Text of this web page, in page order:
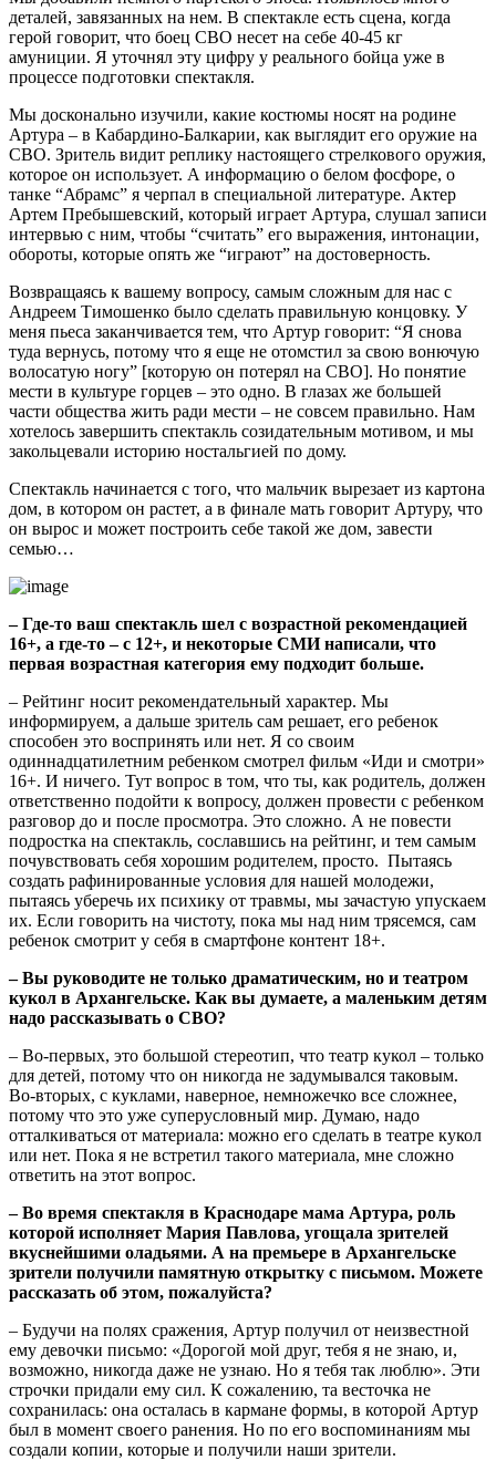
деталей, завязанных на нем. В спектакле есть сцена, когда
герой говорит, что боец СВО несет на себе 40-45 кг
амуниции. Я уточнял эту цифру у реального бойца уже в
процессе подготовки спектакля.
Мы досконально изучили, какие костюмы носят на родине
Артура – в Кабардино-Балкарии, как выглядит его оружие на
СВО. Зритель видит реплику настоящего стрелкового оружия,
которое он использует. А информацию о белом фосфоре, о
танке “Абрамс” я черпал в специальной литературе. Актер
Артем Пребышевский, который играет Артура, слушал записи
интервью с ним, чтобы “считать” его выражения, интонации,
обороты, которые опять же “играют” на достоверность.
Возвращаясь к вашему вопросу, самым сложным для нас с
Андреем Тимошенко было сделать правильную концовку. У
меня пьеса заканчивается тем, что Артур говорит: “Я снова
туда вернусь, потому что я еще не отомстил за свою вонючую
волосатую ногу” [которую он потерял на СВО]. Но понятие
мести в культуре горцев – это одно. В глазах же большей
части общества жить ради мести – не совсем правильно. Нам
хотелось завершить спектакль созидательным мотивом, и мы
закольцевали историю ностальгией по дому.
Спектакль начинается с того, что мальчик вырезает из картона
дом, в котором он растет, а в финале мать говорит Артуру, что
он вырос и может построить себе такой же дом, завести
семью…
– Где-то ваш спектакль шел с возрастной рекомендацией
16+, а где-то – с 12+, и некоторые СМИ написали, что
первая возрастная категория ему подходит больше.
– Рейтинг носит рекомендательный характер. Мы
информируем, а дальше зритель сам решает, его ребенок
способен это воспринять или нет. Я со своим
одиннадцатилетним ребенком смотрел фильм «Иди и смотри»
16+. И ничего. Тут вопрос в том, что ты, как родитель, должен
ответственно подойти к вопросу, должен провести с ребенком
разговор до и после просмотра. Это сложно. А не повести
подростка на спектакль, сославшись на рейтинг, и тем самым
почувствовать себя хорошим родителем, просто. Пытаясь
создать рафинированные условия для нашей молодежи,
пытаясь уберечь их психику от травмы, мы зачастую упускаем
их. Если говорить на чистоту, пока мы над ним трясемся, сам
ребенок смотрит у себя в смартфоне контент 18+.
– Вы руководите не только драматическим, но и театром
кукол в Архангельске. Как вы думаете, а маленьким детям
надо рассказывать о СВО?
– Во-первых, это большой стереотип, что театр кукол – только
для детей, потому что он никогда не задумывался таковым.
Во-вторых, с куклами, наверное, немножечко все сложнее,
потому что это уже суперусловный мир. Думаю, надо
отталкиваться от материала: можно его сделать в театре кукол
или нет. Пока я не встретил такого материала, мне сложно
ответить на этот вопрос.
– Во время спектакля в Краснодаре мама Артура, роль
которой исполняет Мария Павлова, угощала зрителей
вкуснейшими оладьями. А на премьере в Архангельске
зрители получили памятную открытку с письмом. Можете
рассказать об этом, пожалуйста?
– Будучи на полях сражения, Артур получил от неизвестной
ему девочки письмо: «Дорогой мой друг, тебя я не знаю, и,
возможно, никогда даже не узнаю. Но я тебя так люблю». Эти
строчки придали ему сил. К сожалению, та весточка не
сохранилась: она осталась в кармане формы, в которой Артур
был в момент своего ранения. Но по его воспоминаниям мы
создали копии, которые и получили наши зрители.